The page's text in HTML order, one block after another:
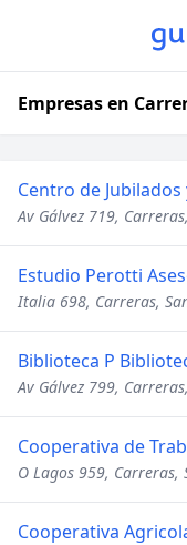
Empresas en
Centro de
Av Gálvez 719,
Italia 698, Carreras,
Biblioteca P
Av Gálvez 799,
Cooperativa de
O Lagos 959, Carreras,
Cooperativa